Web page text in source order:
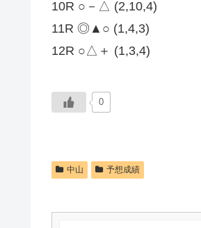
10R ○－△ (2,10,4)
11R ◎▲○ (1,4,3)
12R ○△＋ (1,3,4)
0
中山 予想成績